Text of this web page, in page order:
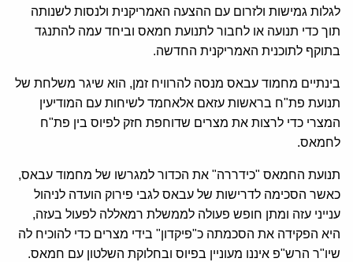
לגלות גמישות ולזרום עם ההצעה האמריקנית ולנסות לשנותה
תוך כדי תנועה או לחבור לתנועת חמאס וביחד עמה להתנגד
בתוקף לתוכנית האמריקנית החדשה.
בינתיים מחמוד עבאס מנסה להרוויח זמן, הוא שיגר משלחת של
תנועת פת"ח בראשות עזאם אלאחמד לשיחות עם המודיעין
המצרי כדי לרצות את מצרים שדוחפת חזק לפיוס בין פת"ח
לחמאס.
תנועת החמאס "כידררה" את הכדור למגרשו של מחמוד עבאס,
כאשר הסכימה לדרישות של עבאס לגבי פירוק הועדה לניהול
ענייני עזה ומתן חופש פעולה לממשלת רמאללה לפעול בעזה,
היא הפקידה את הסכמתה כ"פיקדון" בידי מצרים כדי להוכיח לה
שיו"ר הרש"פ איננו מעוניין בפיוס ובחלוקת השלטון עם חמאס.